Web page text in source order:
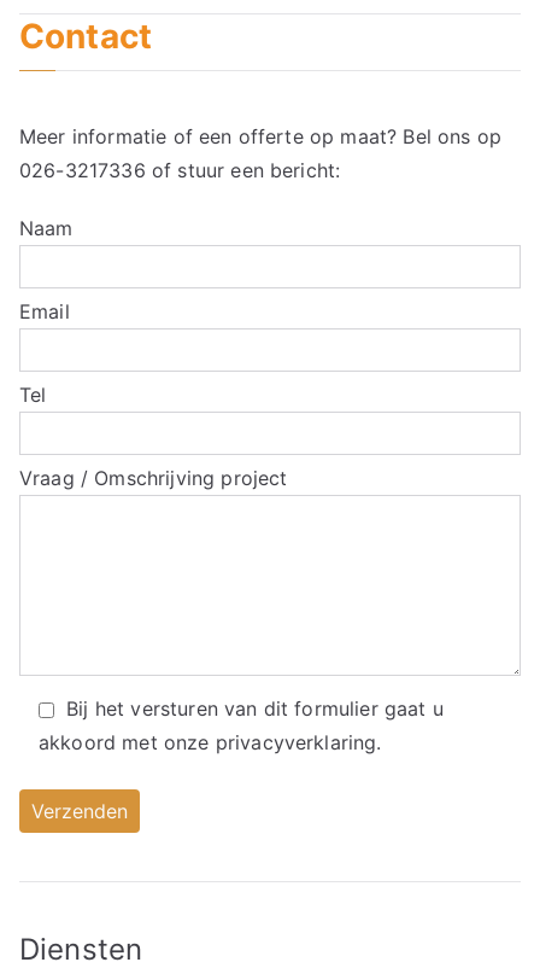
Contact
Meer informatie of een offerte op maat? Bel ons op
026-3217336 of stuur een bericht:
Naam
Email
Tel
Vraag / Omschrijving project
Bij het versturen van dit formulier gaat u
akkoord met onze privacyverklaring.
Diensten